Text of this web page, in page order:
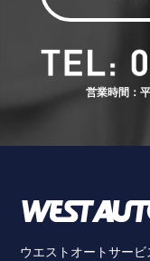
営業時間：
ウエストオートサービ